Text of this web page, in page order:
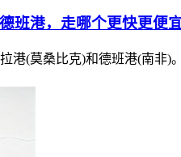
班港，走哪个更快更便宜
港(莫桑比克)和德班港(南